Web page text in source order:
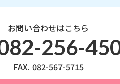
お問い合わせはこちら
256-
FAX. 082-567-5715